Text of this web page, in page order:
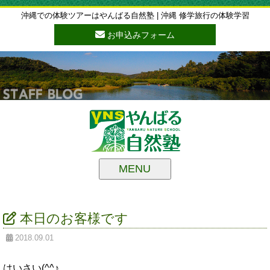
沖縄での体験ツアーはやんばる自然塾 | 沖縄 修学旅行の体験学習
お申込みフォーム
MENU
本日のお客様です
2018.09.01
はいさい(^^♪